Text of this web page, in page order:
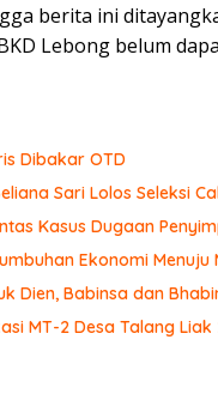
berita ini
Lebong belum
Dibakar OTD
Sari Lolos Seleksi
Kasus Dugaan
Ekonomi
Dien, Babinsa dan
MT-2 Desa Talang Liak